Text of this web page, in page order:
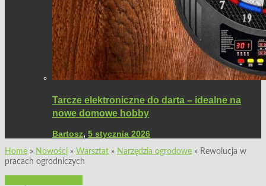
Tarcze elektroniczne do darta – idealne na
nowe domowe hobby
Bartosz, 5 stycznia 2026
Home » Nowości » Warsztat » Narzędzia ogrodowe » Rewolucja w
pracach ogrodniczych